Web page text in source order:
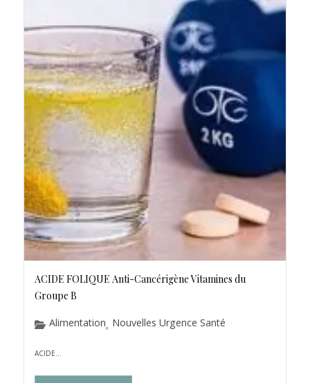
ACIDE FOLIQUE Anti-Cancérigène Vitamines du
Groupe B
Alimentation, Nouvelles Urgence Santé
ACIDE...